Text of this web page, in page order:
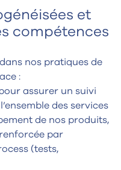
et
compétences
nos pratiques de
:
assurer un suivi
des services
de nos produits,
par
(tests,